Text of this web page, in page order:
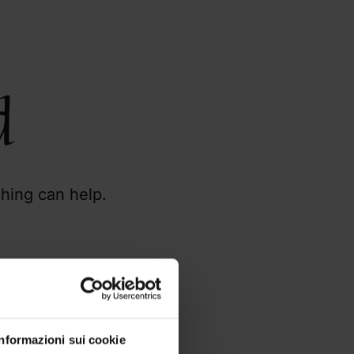
sui cookie
can help.